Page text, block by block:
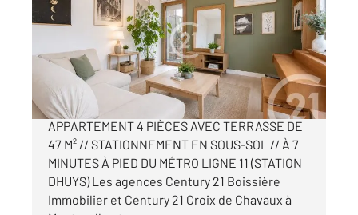
Ref : 14413
Appartement F4 à vendre
319 000 €
MONTREUIL BOISSIÈRE // ACACIAS //
APPARTEMENT 4 PIÈCES AVEC TERRASSE DE
47 M² // STATIONNEMENT EN SOUS-SOL // À 7
MINUTES À PIED DU MÉTRO LIGNE 11 (STATION
DHUYS) Les agences Century 21 Boissière
Immobilier et Century 21 Croix de Chavaux à